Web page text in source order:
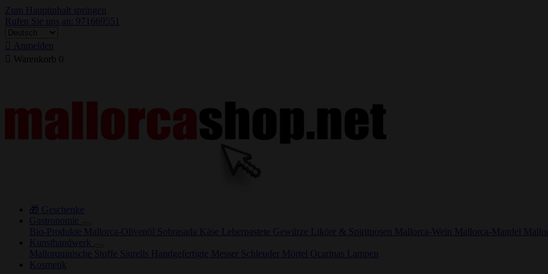
Zum Hauptinhalt springen
Rufen Sie uns an: 971669551
Anmelden
Warenkorb 0
🎁 Geschenke
Gastronomie
Bio-Produkte Mallorca-Olivenöl Sobrasada Käse Leberpastete Gewürze Liköre & Spirituosen Mallorca-Wein Mallorca-Mandel
Kunsthandwerk
Mallorquinische Stoffe Siurells Handgefertigte Messer Schleuder Mörtel Ocarinas Lampen
Kosmetik